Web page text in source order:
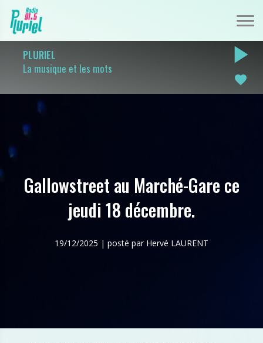
PLURIEL
La musique et les mots
play_arrow
favorite
Gallowstreet au Marché-Gare ce
jeudi 18 décembre.
19/12/2025 | posté par Hervé LAURENT